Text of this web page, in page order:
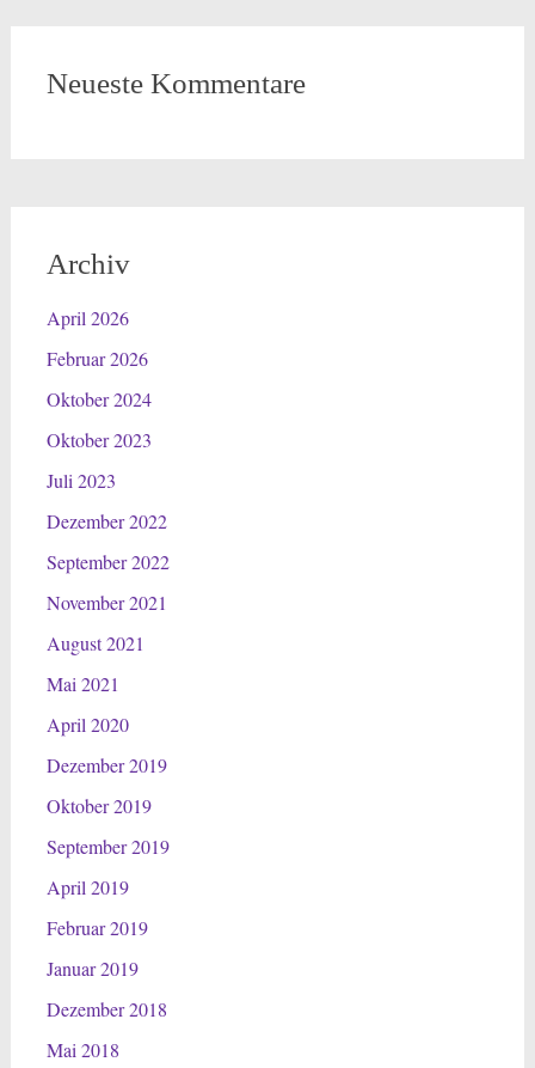
Neueste Kommentare
Archiv
April 2026
Februar 2026
Oktober 2024
Oktober 2023
Juli 2023
Dezember 2022
September 2022
November 2021
August 2021
Mai 2021
April 2020
Dezember 2019
Oktober 2019
September 2019
April 2019
Februar 2019
Januar 2019
Dezember 2018
Mai 2018